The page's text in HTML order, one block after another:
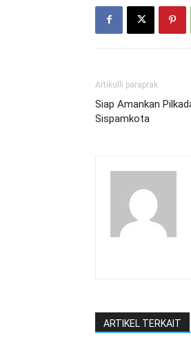
Artikulli paraprak
Siap Amankan
Sispamkota
ARTIKEL TERKAIT